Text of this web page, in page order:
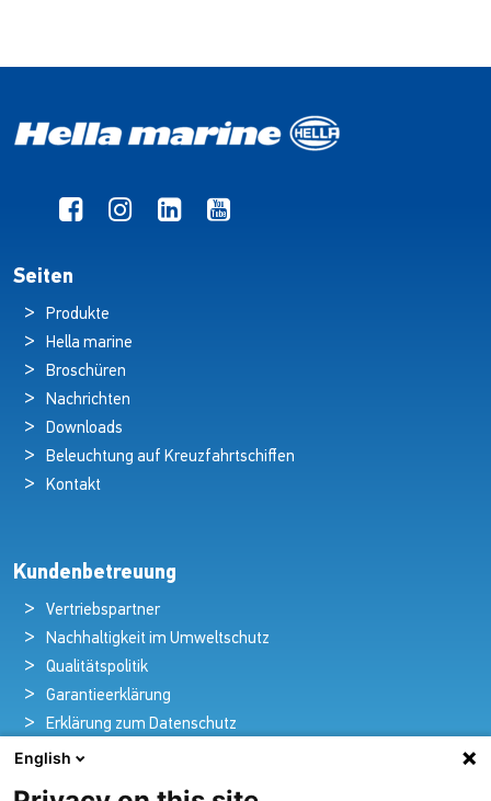
Seiten
Produkte
Hella marine
Broschüren
Nachrichten
Downloads
Beleuchtung auf Kreuzfahrtschiffen
Kontakt
Kundenbetreuung
Vertriebspartner
Nachhaltigkeit im Umweltschutz
Qualitätspolitik
Garantieerklärung
Erklärung zum Datenschutz
Rechtlicher Hinweis
English